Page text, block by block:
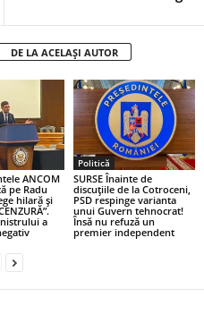
DE LA ACELAȘI AUTOR
ANCOM
pe Radu
hilară și
a
Politică
SURSE Înainte de
discuțiile de la Cotroceni,
PSD respinge varianta
unui Guvern tehnocrat!
Însă nu refuză un
premier independent